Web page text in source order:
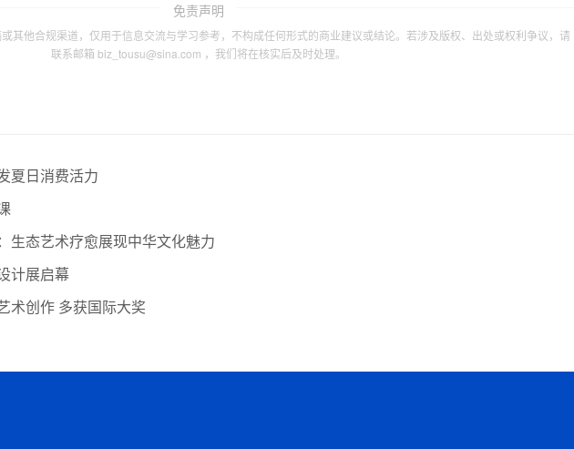
免责声明
其他合规渠道，仅用于信息交流与学习参考，不构成任何形式的商业建议或结论。若涉及版权、出处或权利争议，请
联系邮箱 biz_tousu@sina.com ，我们将在核实后及时处理。
夏日消费活力
生态艺术疗愈展现中华文化魅力
计展启幕
术创作 多获国际大奖